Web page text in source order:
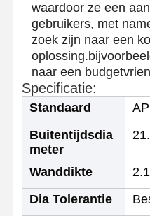
Thuis Producten
waardoor ze een
gebruikers, met
zoek zijn naar een
naar een
Specificatie:
Standaard
Buitentijdsdia
meter
Wanddikte
Dia Tolerantie